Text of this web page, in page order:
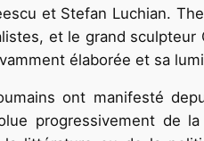
et Stefan Luchian.
et le grand sculpteur
élaborée et sa
ont manifesté
progressivement de